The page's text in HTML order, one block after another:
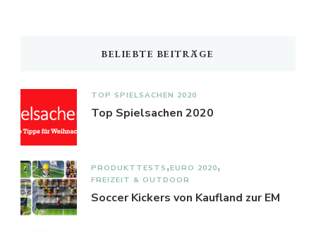
BELIEBTE BEITRÄGE
TOP SPIELSACHEN 2020
Top Spielsachen 2020
PRODUKTTESTS EURO 2020
FREIZEIT & OUTDOOR
Soccer Kickers von Kaufland zur EM